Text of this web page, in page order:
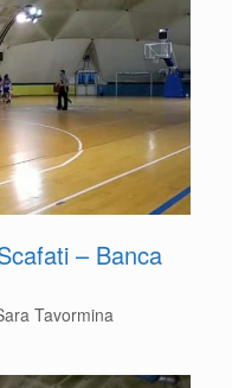
– Banca
Tavormina